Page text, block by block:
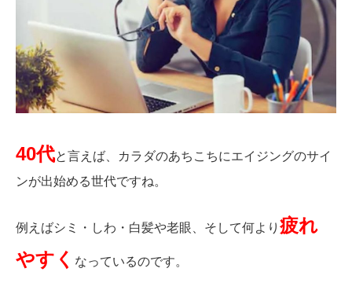
40代と言えば、カラダのあちこちにエイジングのサイ
ンが出始める世代ですね。
例えばシミ・しわ・白髪や老眼、そして何より 疲れ
やすく なっているのです。